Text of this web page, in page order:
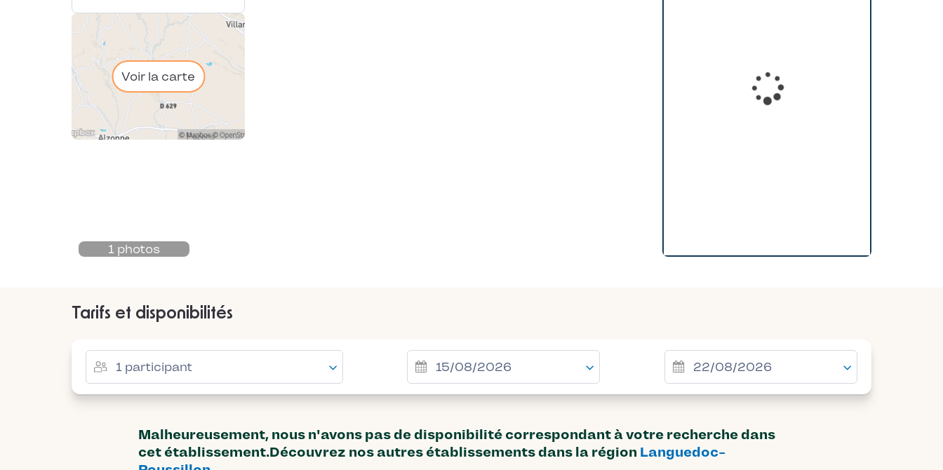
Voir la carte
1 photos
Tarifs et disponibilités
Malheureusement, nous n'avons pas de disponibilité correspondant à votre recherche dans
cet établissement.Découvrez nos autres établissements dans la région Languedoc-